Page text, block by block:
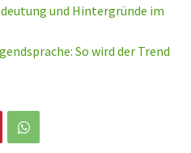
und Hintergründe im
So wird der Trend